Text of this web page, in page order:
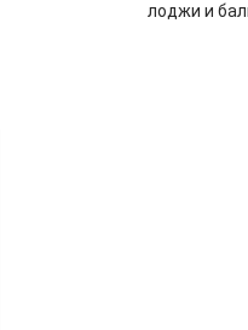
лоджи и